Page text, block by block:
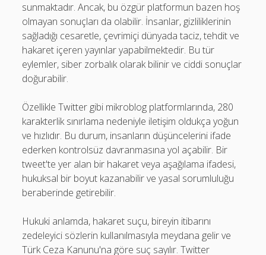
sunmaktadır. Ancak, bu özgür platformun bazen hoş
olmayan sonuçları da olabilir. İnsanlar, gizliliklerinin
sağladığı cesaretle, çevrimiçi dünyada taciz, tehdit ve
hakaret içeren yayınlar yapabilmektedir. Bu tür
eylemler, siber zorbalık olarak bilinir ve ciddi sonuçlar
doğurabilir.
Özellikle Twitter gibi mikroblog platformlarında, 280
karakterlik sınırlama nedeniyle iletişim oldukça yoğun
ve hızlıdır. Bu durum, insanların düşüncelerini ifade
ederken kontrolsüz davranmasına yol açabilir. Bir
tweet'te yer alan bir hakaret veya aşağılama ifadesi,
hukuksal bir boyut kazanabilir ve yasal sorumluluğu
beraberinde getirebilir.
Hukuki anlamda, hakaret suçu, bireyin itibarını
zedeleyici sözlerin kullanılmasıyla meydana gelir ve
Türk Ceza Kanunu'na göre suç sayılır. Twitter